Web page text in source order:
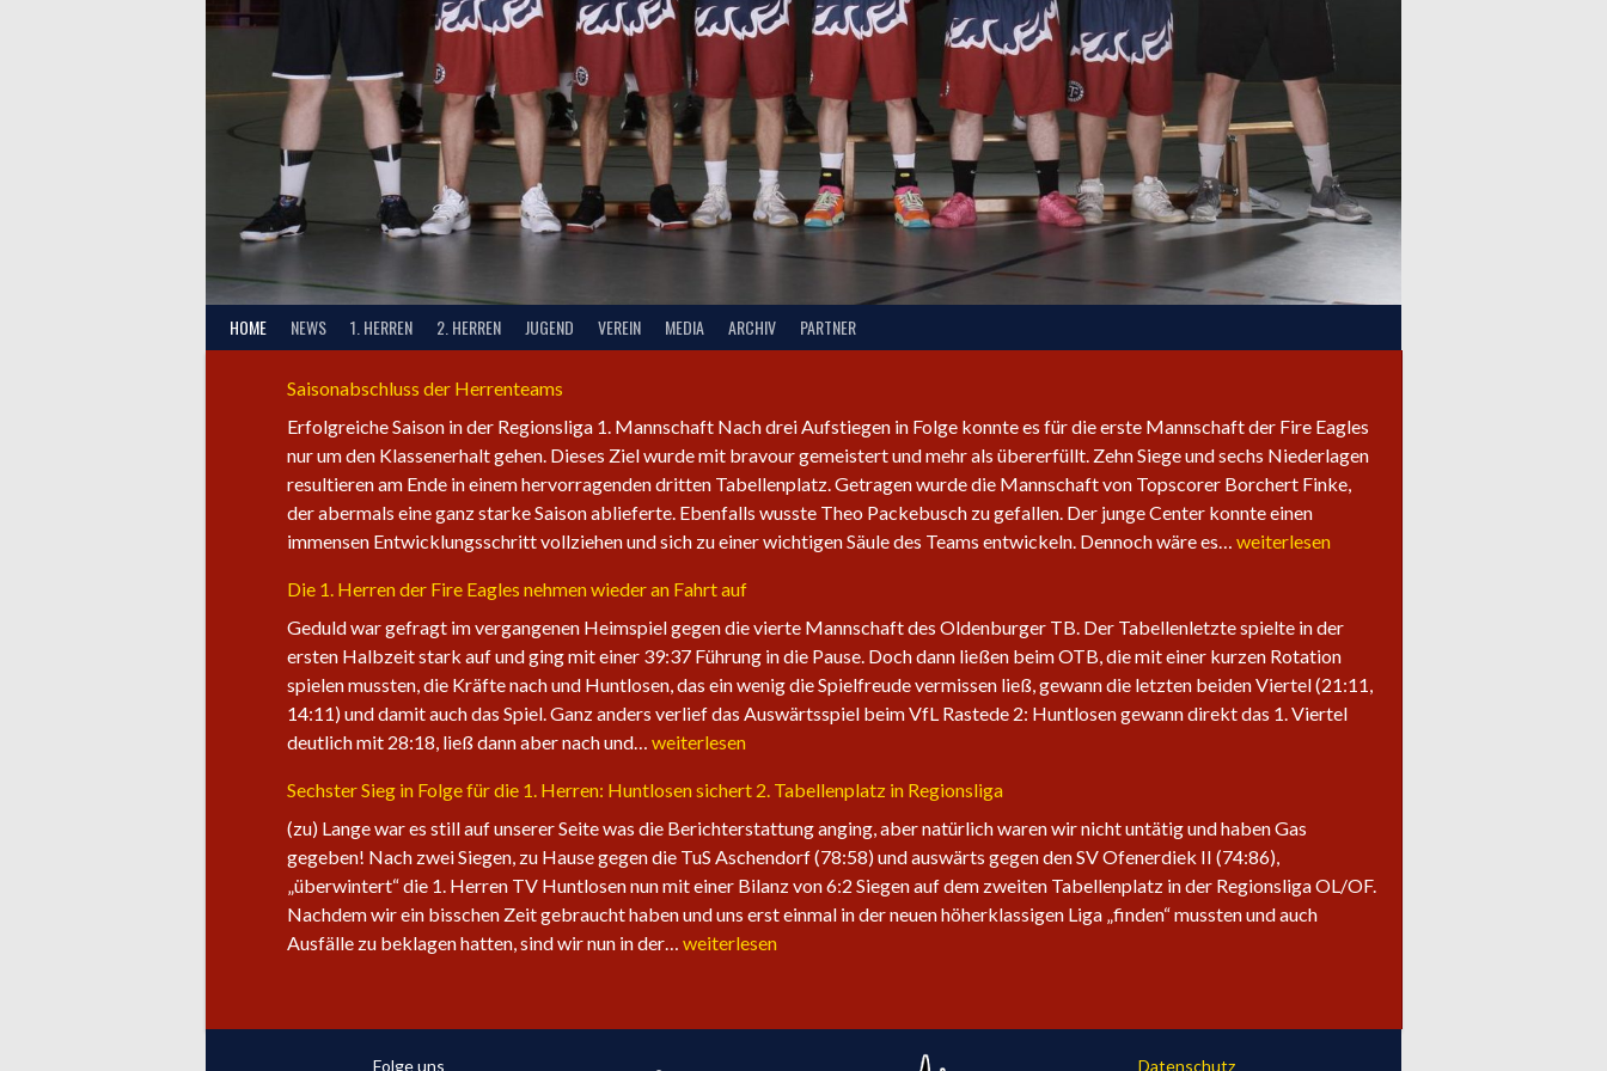
HOME NEWS 1. HERREN 2. HERREN JUGEND VEREIN MEDIA ARCHIV PARTNER
Saisonabschluss der Herrenteams
Erfolgreiche Saison in der Regionsliga 1. Mannschaft Nach drei Aufstiegen in Folge konnte es für die erste Mannschaft der Fire Eagles
nur um den Klassenerhalt gehen. Dieses Ziel wurde mit bravour gemeistert und mehr als übererfüllt. Zehn Siege und sechs Niederlagen
resultieren am Ende in einem hervorragenden dritten Tabellenplatz. Getragen wurde die Mannschaft von Topscorer Borchert Finke,
der abermals eine ganz starke Saison ablieferte. Ebenfalls wusste Theo Packebusch zu gefallen. Der junge Center konnte einen
immensen Entwicklungsschritt vollziehen und sich zu einer wichtigen Säule des Teams entwickeln. Dennoch wäre es… Saisonabschluss
weiterlesen
Die 1. Herren der Fire Eagles nehmen wieder an Fahrt auf
Geduld war gefragt im vergangenen Heimspiel gegen die vierte Mannschaft des Oldenburger TB. Der Tabellenletzte spielte in der
ersten Halbzeit stark auf und ging mit einer 39:37 Führung in die Pause. Doch dann ließen beim OTB, die mit einer kurzen Rotation
spielen mussten, die Kräfte nach und Huntlosen, das ein wenig die Spielfreude vermissen ließ, gewann die letzten beiden Viertel (21:11,
14:11) und damit auch das Spiel. Ganz anders verlief das Auswärtsspiel beim VfL Rastede 2: Huntlosen gewann direkt das 1. Viertel
deutlich mit 28:18, ließ dann aber nach und… Die
Herren
der
Fire
Eagles
nehmen
wieder
auf
weiterlesen
Sechster Sieg in Folge für die 1. Herren: Huntlosen sichert 2. Tabellenplatz in Regionsliga
(zu) Lange war es still auf unserer Seite was die Berichterstattung anging, aber natürlich waren wir nicht untätig und haben Gas
gegeben! Nach zwei Siegen, zu Hause gegen die TuS Aschendorf (78:58) und auswärts gegen den SV Ofenerdiek II (74:86),
„überwintert“ die 1. Herren TV Huntlosen nun mit einer Bilanz von 6:2 Siegen auf dem zweiten Tabellenplatz in der Regionsliga OL/OF.
Nachdem wir ein bisschen Zeit gebraucht haben und uns erst einmal in der neuen höherklassigen Liga „finden“ mussten und auch
Ausfälle zu beklagen hatten, sind wir nun in der… Sechster
Folge
weiterlesen
Folge uns Datenschutz